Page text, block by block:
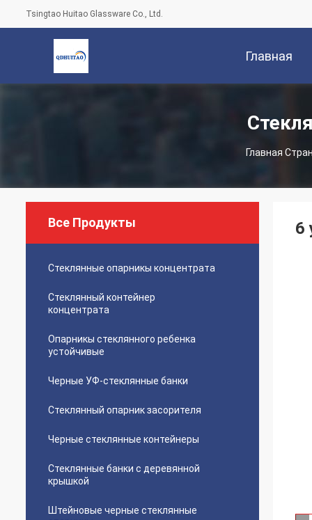
Tsingtao Huitao Glassware Co., Ltd.
Главная
Страница
Главная
Все Продукты
Стеклянные опарникы концентрата
Стеклянный контейнер
концентрата
Опарникы стеклянного ребенка
устойчивые
Черные УФ-стеклянные банки
Стеклянный опарник засорителя
Черные стеклянные контейнеры
Стеклянные банки с деревянной
крышкой
Штейновые черные стеклянные
6